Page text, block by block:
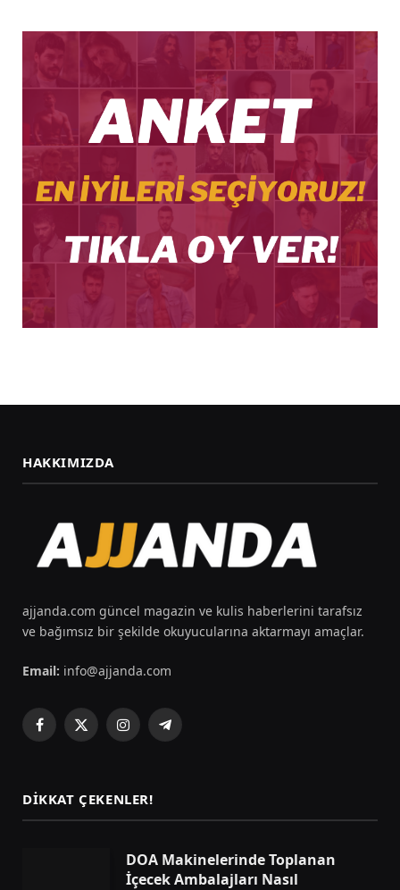
HAKKIMIZDA
ajjanda.com güncel magazin ve kulis haberlerini tarafsız
ve bağımsız bir şekilde okuyucularına aktarmayı amaçlar.
Email: info@ajjanda.com
Facebook
X
InstagramTelegram
DIKKAT ÇEKENLER!
DOA Makinelerinde Toplanan
İçecek Ambalajları Nasıl